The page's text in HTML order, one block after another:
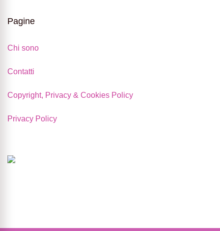
Pagine
Chi sono
Contatti
Copyright, Privacy & Cookies Policy
Privacy Policy